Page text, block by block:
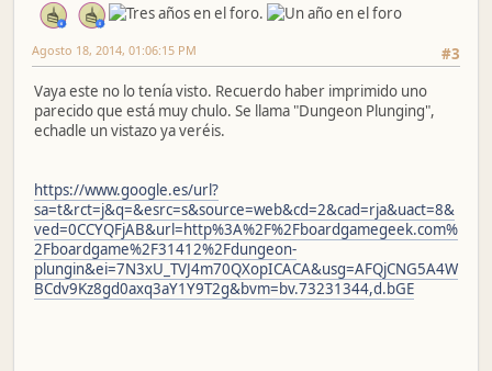
#3
Agosto 18, 2014, 01:06:15 PM
Vaya este no lo tenía visto. Recuerdo haber imprimido uno
parecido que está muy chulo. Se llama "Dungeon Plunging",
echadle un vistazo ya veréis.
https://www.google.es/url?
sa=t&rct=j&q=&esrc=s&source=web&cd=2&cad=rja&uact=8&
ved=0CCYQFjAB&url=http%3A%2F%2Fboardgamegeek.com%
2Fboardgame%2F31412%2Fdungeon-
plungin&ei=7N3xU_TVJ4m70QXopICACA&usg=AFQjCNG5A4W
BCdv9Kz8gd0axq3aY1Y9T2g&bvm=bv.73231344,d.bGE